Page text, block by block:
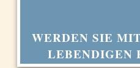
WERDEN SIE
LEBENDIGEN